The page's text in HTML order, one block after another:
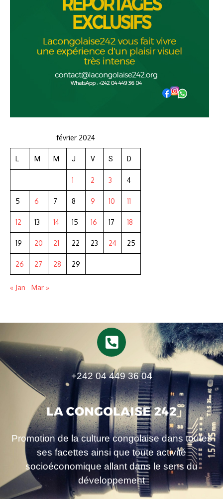
février 2024
L M M J V S D
1 2 3 4
5 6 7 8 9 10 11
12 13 14 15 16 17 18
19 20 21 22 23 24 25
26 27 28 29
« Jan Mar »
+242 04 449 36 04
Promotion de la culture congolaise dans toutes
ses facettes ainsi que toute activité
socioéconomique allant dans le sens du
développement